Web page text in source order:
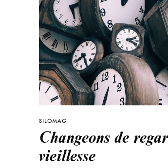
SILOMAG
Changeons de
vieillesse